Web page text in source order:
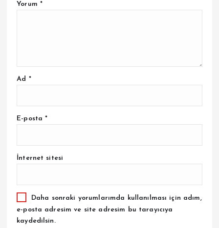
Yorum *
Ad *
E-posta*
İnternet sitesi
Daha sonraki yorumlarımda kullanılması için adım,
e-posta adresim ve site adresim bu tarayıcıya
kaydedilsin.